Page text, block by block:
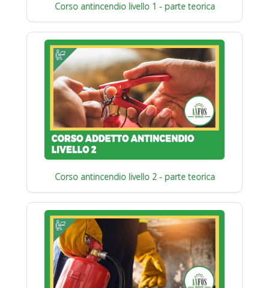
Corso antincendio livello 1 - parte teorica
Corso antincendio livello 2 - parte teorica